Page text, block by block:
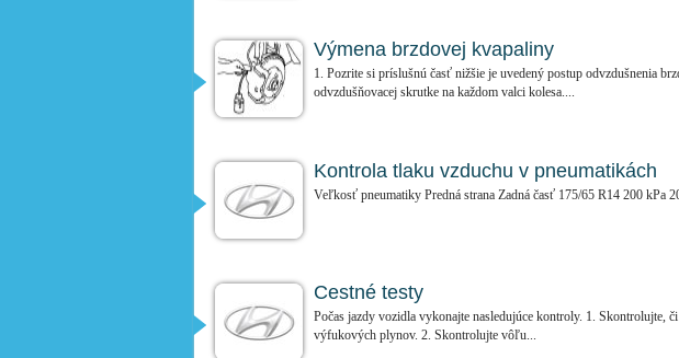
Výmena brzdovej kvapaliny
1. Pozrite si príslušnú časť nižšie je uvedený postup odvzdušnenia
odvzdušňovacej skrutke na každom valci kolesa....
Kontrola tlaku vzduchu v pneumatikách
Veľkosť pneumatiky Predná strana Zadná časť 175/65 R14 200 kPa
Cestné testy
Počas jazdy vozidla vykonajte nasledujúce kontroly. 1. Skontrolujte,
výfukových plynov. 2. Skontrolujte vôľu...